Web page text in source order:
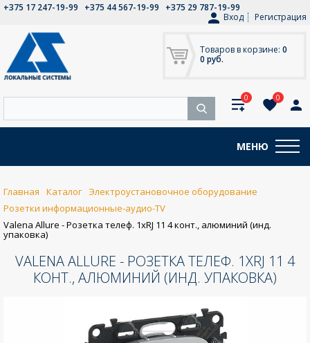
+375 17 247-19-99 +375 44 567-19-99
+375 29 787-19-99
Вход
Регистрация
Товаров в корзине: 0
0 руб.
0 0
МЕНЮ
Главная Каталог
Электроустановочное оборудование
Розетки информационные-аудио-TV
Valena Allure - Розетка телеф. 1хRJ 11 4 конт., алюминий (инд.
упаковка)
VALENA ALLURE - РОЗЕТКА ТЕЛЕФ. 1ХRJ 11 4
КОНТ., АЛЮМИНИЙ (ИНД. УПАКОВКА)